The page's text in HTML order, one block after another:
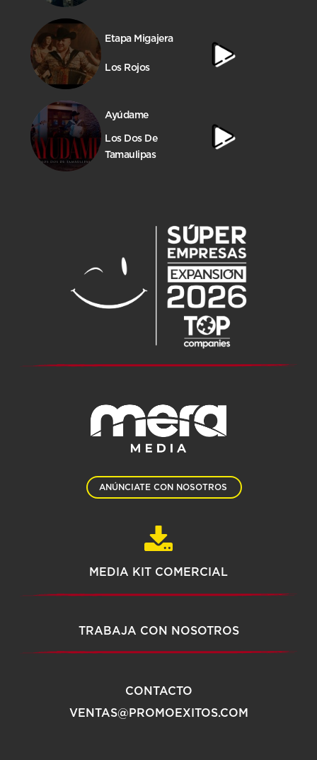
Etapa Migajera
Los Rojos
Ayúdame
Los Dos De
Tamaulipas
ANÚNCIATE CON NOSOTROS
MEDIA KIT COMERCIAL
TRABAJA CON NOSOTROS
CONTACTO
VENTAS@PROMOEXITOS.COM